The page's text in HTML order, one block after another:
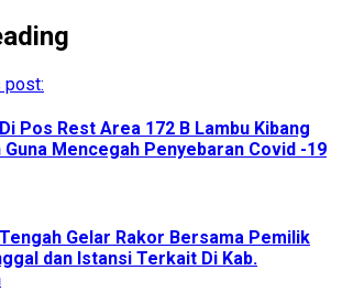
post:
Pos Rest Area 172 B Lambu Kibang
Mencegah Penyebaran Covid -19
Gelar Rakor Bersama Pemilik
dan Istansi Terkait Di Kab.